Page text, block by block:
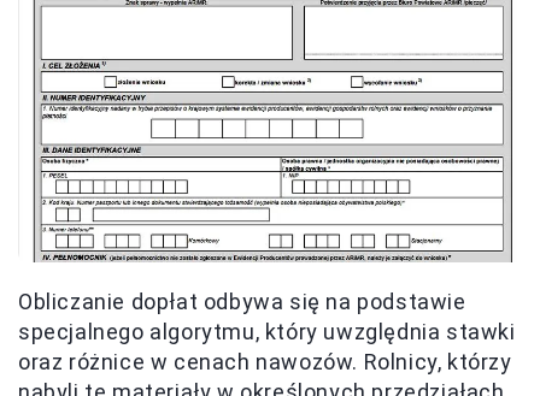
Obliczanie dopłat odbywa się na podstawie
specjalnego algorytmu, który uwzględnia stawki
oraz różnice w cenach nawozów. Rolnicy, którzy